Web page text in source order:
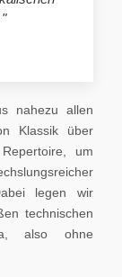
nahezu allen
Klassik über
um
legen wir
technischen
also ohne